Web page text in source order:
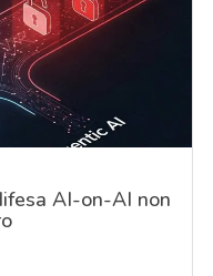
AI-on-AI non